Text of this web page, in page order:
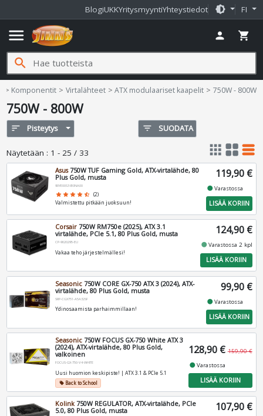
BlogiUKKYritysmyyntiYhteystiedot brightness_medium FI
menu person shopping_cart
search
Jimms.fi
Komponentit Virtalähteet ATX modulaariset kaapelit 750W - 800W
750W - 800W
sort Pisteytys filter_list SUODATA
Näytetään : 1 - 25 / 33 apps grid_view table_rows
Asus750W TUF Gaming Gold, ATX-virtalähde, 80
Plus Gold, musta
90YE00S3-B0NA00
star star star star star_half (2)
Valmistettu pitkään juoksuun!
119,90 €
fiber_manual_recordVarastossa
LISÄÄ KORIIN
Corsair 750W RM750e (2025), ATX 3.1
virtalähde, PCIe 5.1, 80 Plus Gold, musta
CP-9020295-EU
Vakaa teho järjestelmällesi!
124,90 €
fiber_manual_recordVarastossa 2 kpl
LISÄÄ KORIIN
Seasonic 750W CORE GX-750 ATX 3 (2024), ATX-
virtalähde, 80 Plus Gold, musta
SRP-CGX751-A5A32SF
Ydinosaamista parhaimmillaan!
99,90 €
fiber_manual_recordVarastossa
LISÄÄ KORIIN
Seasonic 750W FOCUS GX-750 White ATX 3
(2024), ATX-virtalähde, 80 Plus Gold,
valkoinen
FOCUS-GX-750-V4-WHITE
Uusi huomion keskipiste! | ATX 3.1 & PCIe 5.1
local_offerBack to School
128,90 € 159,90 €
fiber_manual_recordVarastossa
LISÄÄ KORIIN
Kolink750W REGULATOR, ATX-virtalähde, PCIe
5.0, 80 Plus Gold, musta
107,90 €